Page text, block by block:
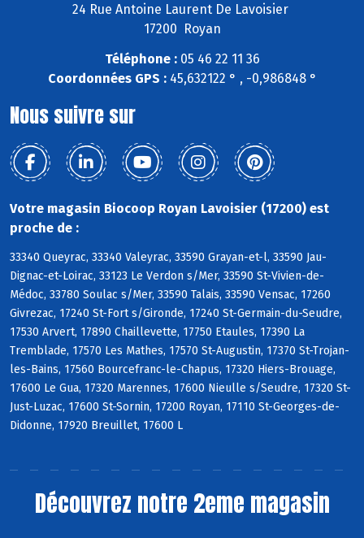
24 Rue Antoine Laurent De Lavoisier
17200 Royan
Téléphone :05 46 22 11 36
Coordonnées GPS :45,632122 ° , -0,986848 °
Nous suivre sur
Votre magasin Biocoop Royan Lavoisier (17200) est
proche de :
33340 Queyrac, 33340 Valeyrac, 33590 Grayan-et-l, 33590 Jau-
Dignac-et-Loirac, 33123 Le Verdon s/Mer, 33590 St-Vivien-de-
Médoc, 33780 Soulac s/Mer, 33590 Talais, 33590 Vensac, 17260
Givrezac, 17240 St-Fort s/Gironde, 17240 St-Germain-du-Seudre,
17530 Arvert, 17890 Chaillevette, 17750 Etaules, 17390 La
Tremblade, 17570 Les Mathes, 17570 St-Augustin, 17370 St-Trojan-
les-Bains, 17560 Bourcefranc-le-Chapus, 17320 Hiers-Brouage,
17600 Le Gua, 17320 Marennes, 17600 Nieulle s/Seudre, 17320 St-
Just-Luzac, 17600 St-Sornin, 17200 Royan, 17110 St-Georges-de-
Didonne, 17920 Breuillet, 17600 L
Découvrez notre 2eme magasin